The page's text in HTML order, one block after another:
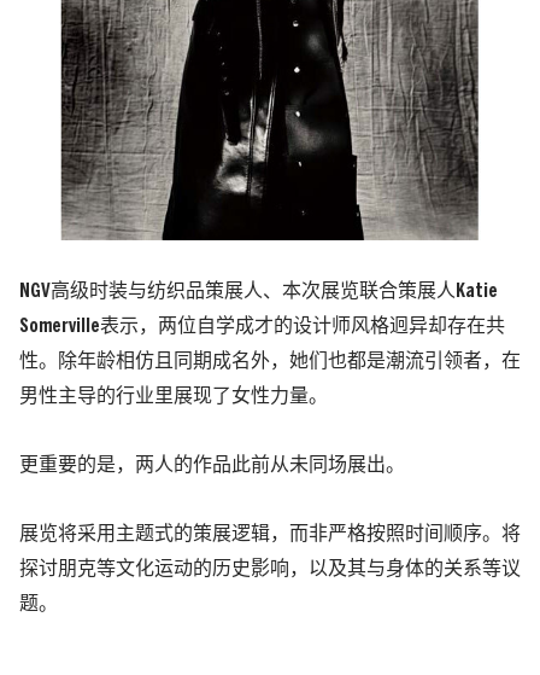
NGV高级时装与纺织品策展人、本次展览联合策展人Katie
Somerville表示，两位自学成才的设计师风格迥异却存在共
性。除年龄相仿且同期成名外，她们也都是潮流引领者，在
男性主导的行业里展现了女性力量。
更重要的是，两人的作品此前从未同场展出。
展览将采用主题式的策展逻辑，而非严格按照时间顺序。将
探讨朋克等文化运动的历史影响，以及其与身体的关系等议
题。